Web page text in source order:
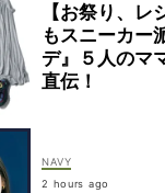
【お祭り、
もスニーカー
デ』５人のマ
直伝！
NAVY
2 hours ago